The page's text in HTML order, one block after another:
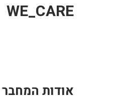
WE_CARE
אודות המחבר